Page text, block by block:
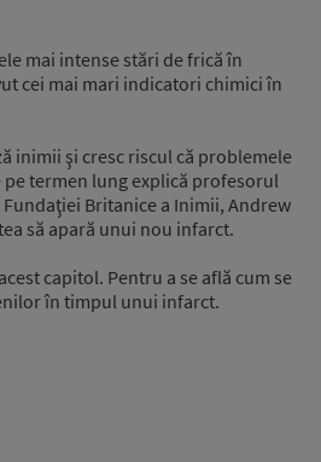
mai intense stări de frică în
cei mai mari indicatori chimici în
inimii şi cresc riscul că problemele
pe termen lung explică profesorul
Britanice a Inimii, Andrew
să apară unui nou infarct.
capitol. Pentru a se află cum se
în timpul unui infarct.